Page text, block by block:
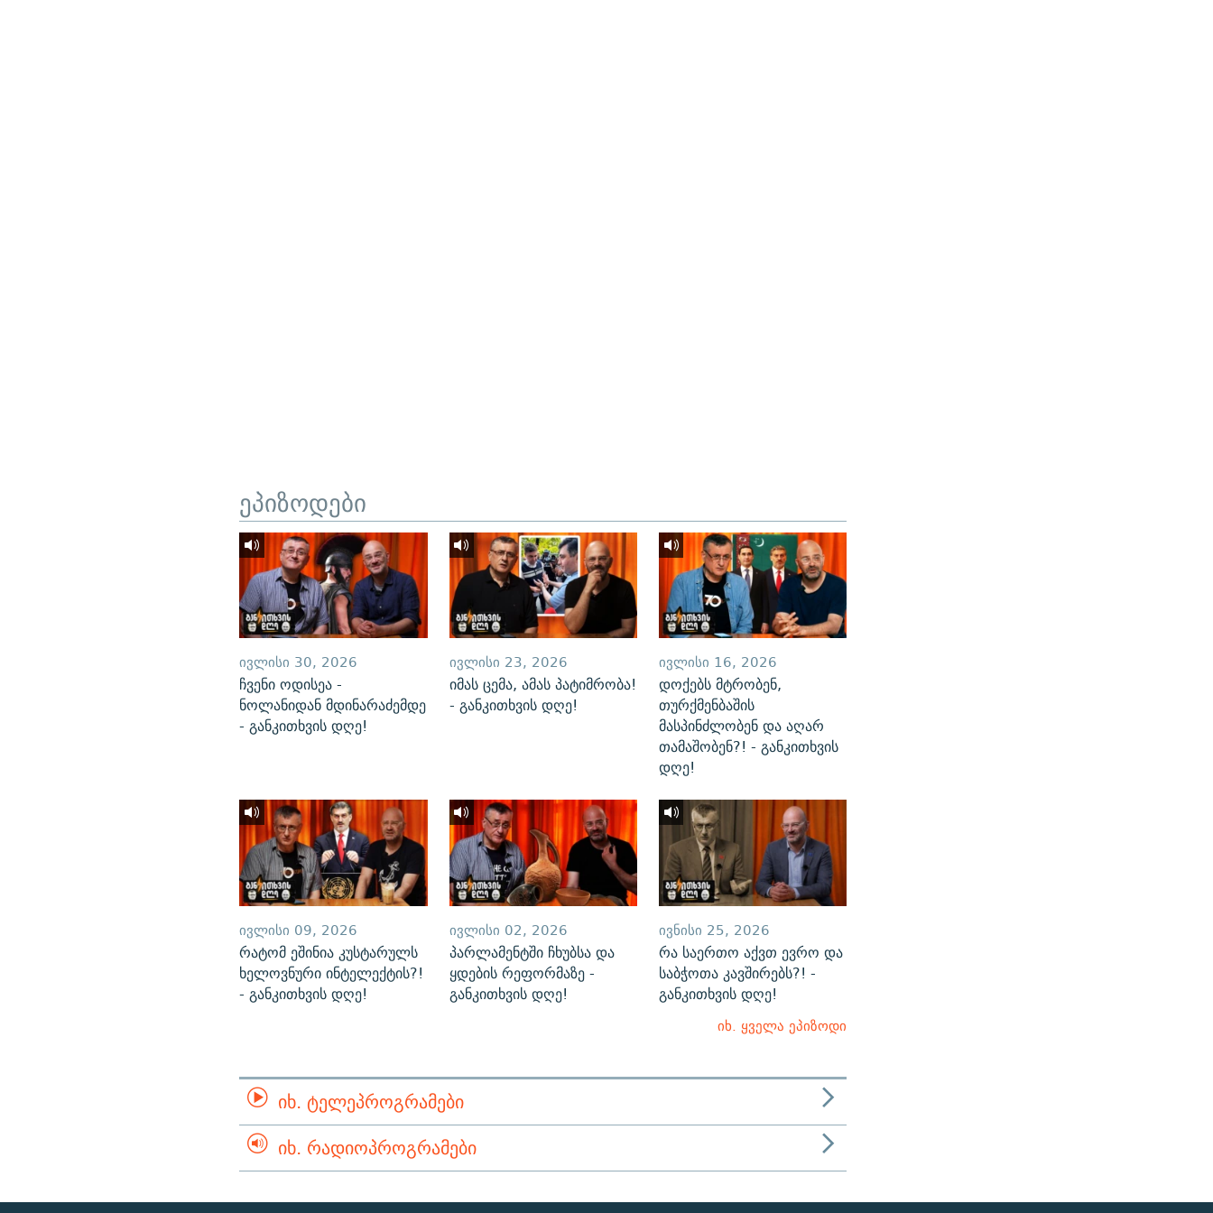
ეპიზოდები
ᲘᲕᲚᲘᲡᲘ 30, 2026
ჩვენი ოდისეა -
ნოლანიდან მდინარაძემდე
- განკითხვის დღე!
ᲘᲕᲚᲘᲡᲘ 23, 2026
იმას ცემა, ამას პატიმრობა!
- განკითხვის დღე!
ᲘᲕᲚᲘᲡᲘ 16, 2026
დოქებს მტრობენ,
თურქმენბაშის
მასპინძლობენ და აღარ
თამაშობენ?! - განკითხვის
დღე!
ᲘᲕᲚᲘᲡᲘ 09, 2026
რატომ ეშინია კუსტარულს
ხელოვნური ინტელექტის?!
- განკითხვის დღე!
ᲘᲕᲚᲘᲡᲘ 02, 2026
პარლამენტში ჩხუბსა და
ყდების რეფორმაზე -
განკითხვის დღე!
ᲘᲕᲜᲘᲡᲘ 25, 2026
რა საერთო აქვთ ევრო და
საბჭოთა კავშირებს?! -
განკითხვის დღე!
იხ. ყველა ეპიზოდი
ᲘᲮ. ᲢᲔᲚᲔᲞᲠᲝᲒᲠᲐᲛᲔᲑᲘ
ᲘᲮ. ᲠᲐᲓᲘᲝᲞᲠᲝᲒᲠᲐᲛᲔᲑᲘ